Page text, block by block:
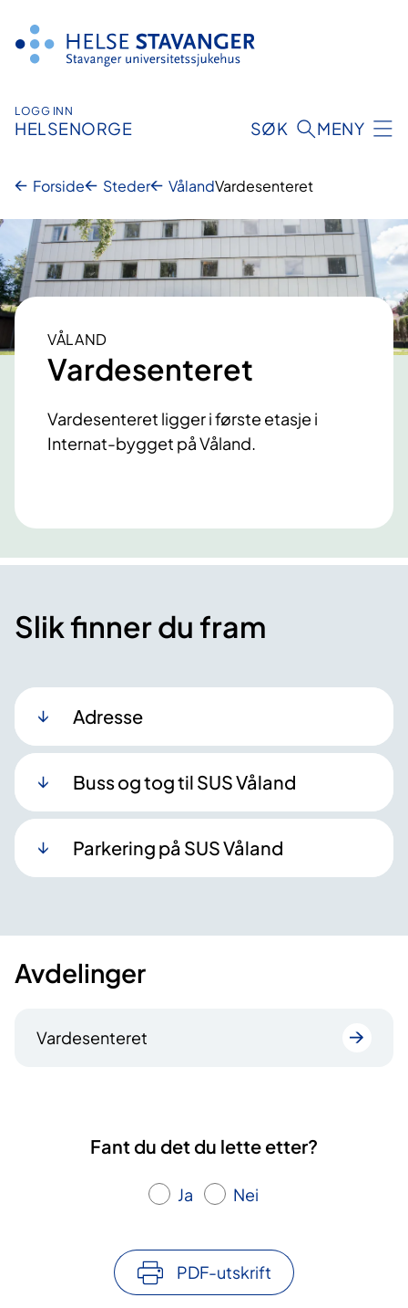
innhold
LOGG INN
HELSENORGE SØK MENY
Forside Steder VålandVardesenteret
VÅLAND
Vardesenteret
Vardesenteret ligger i første etasje i
Internat-bygget på Våland.
Slik finner du fram
Adresse
Buss og tog til SUS Våland
Parkering på SUS Våland
Avdelinger
Vardesenteret
Fant du det du lette etter?
Ja Nei
PDF-utskrift